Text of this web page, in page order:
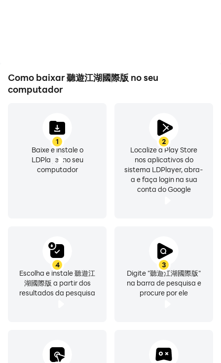
Como baixar 聽遊江湖國際版 no seu
computador
1
Baixe e instale o
LDPlayer no seu
computador
2
Localize a Play Store
nos aplicativos do
sistema LDPlayer, abra-
a e faça login na sua
conta do Google
3
Digite "聽遊江湖國際版"
na barra de pesquisa e
procure por ele
4
Escolha e instale 聽遊江
湖國際版 a partir dos
resultados da pesquisa